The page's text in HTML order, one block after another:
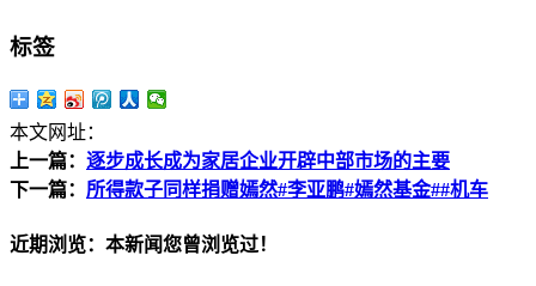
标签
本文网址：
上一篇： 逐步成长成为家居企业开辟中部市场的主要
下一篇： 所得款子同样捐赠嫣然#李亚鹏#嫣然基金##机车
近期浏览：本新闻您曾浏览过！